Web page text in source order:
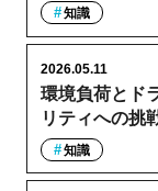
知識
環境負荷とド
リティへの挑
2026.05.11
知識